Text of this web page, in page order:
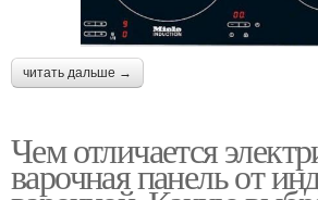
читать дальше →
Чем отличается
варочная панель от